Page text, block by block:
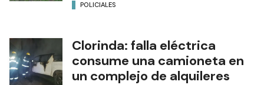
POLICIALES
Clorinda: falla eléctrica
consume una camioneta en
un complejo de alquileres